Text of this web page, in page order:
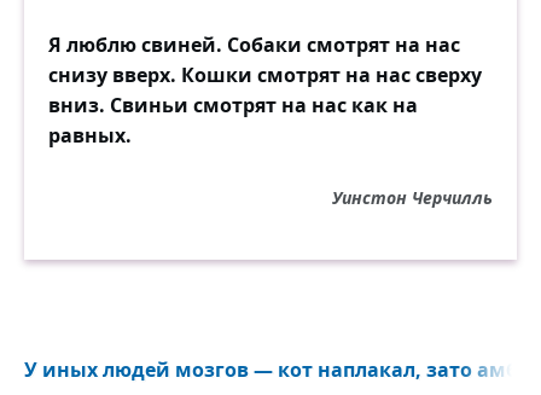
Я люблю свиней. Собаки смотрят на нас
снизу вверх. Кошки смотрят на нас сверху
вниз. Свиньи смотрят на нас как на
равных.
Уинстон Черчилль
У иных людей мозгов — кот наплакал, зато